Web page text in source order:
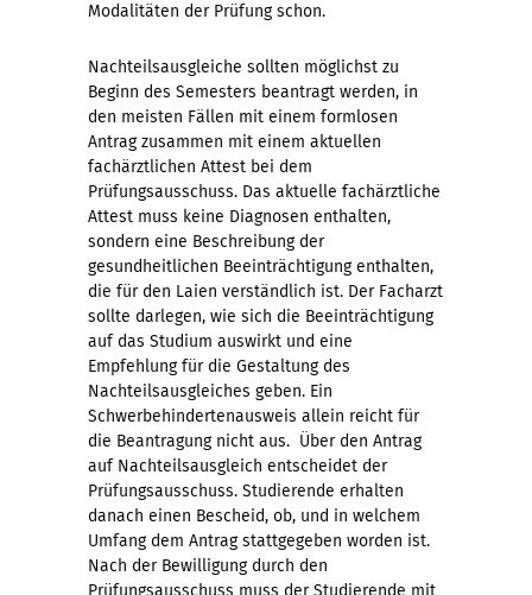
Modalitäten der Prüfung schon.
Nachteilsausgleiche sollten möglichst zu
Beginn des Semesters beantragt werden, in
den meisten Fällen mit einem formlosen
Antrag zusammen mit einem aktuellen
fachärztlichen Attest bei dem
Prüfungsausschuss. Das aktuelle fachärztliche
Attest muss keine Diagnosen enthalten,
sondern eine Beschreibung der
gesundheitlichen Beeinträchtigung enthalten,
die für den Laien verständlich ist. Der Facharzt
sollte darlegen, wie sich die Beeinträchtigung
auf das Studium auswirkt und eine
Empfehlung für die Gestaltung des
Nachteilsausgleiches geben. Ein
Schwerbehindertenausweis allein reicht für
die Beantragung nicht aus. Über den Antrag
auf Nachteilsausgleich entscheidet der
Prüfungsausschuss. Studierende erhalten
danach einen Bescheid, ob, und in welchem
Umfang dem Antrag stattgegeben worden ist.
Nach der Bewilligung durch den
Prüfungsausschuss muss der Studierende mit